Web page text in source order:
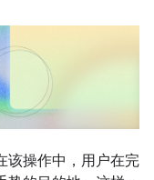
该操作中，用户在完